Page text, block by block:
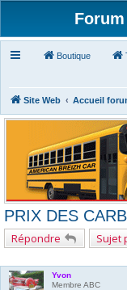
Boutique
Site Web Accueil
PRIX DES
Répondre Sujet
Yvon
Membre ABC